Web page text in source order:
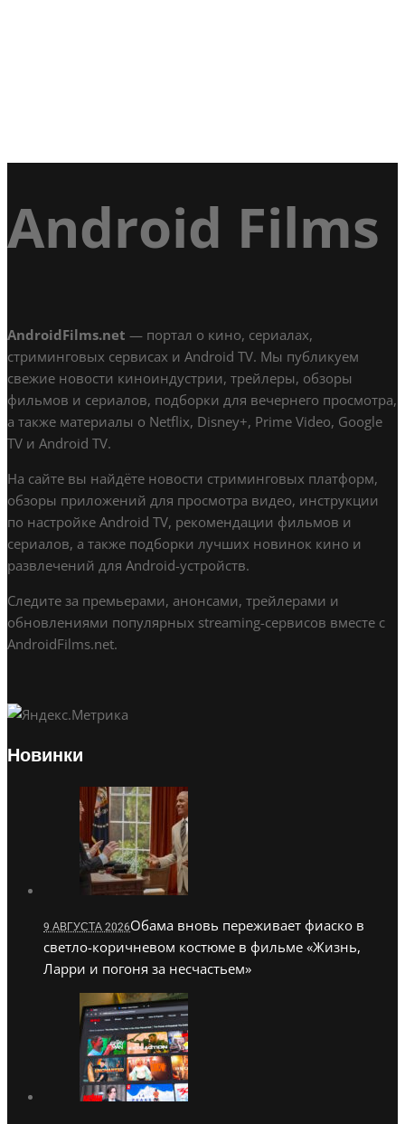
Android Films
AndroidFilms.net — портал о кино, сериалах,
стриминговых сервисах и Android TV. Мы публикуем
свежие новости киноиндустрии, трейлеры, обзоры
фильмов и сериалов, подборки для вечернего просмотра,
а также материалы о Netflix, Disney+, Prime Video, Google
TV и Android TV.
На сайте вы найдёте новости стриминговых платформ,
обзоры приложений для просмотра видео, инструкции
по настройке Android TV, рекомендации фильмов и
сериалов, а также подборки лучших новинок кино и
развлечений для Android-устройств.
Следите за премьерами, анонсами, трейлерами и
обновлениями популярных streaming-сервисов вместе с
AndroidFilms.net.
Новинки
9 АВГУСТА 2026Обама вновь переживает фиаско в
светло-коричневом костюме в фильме «Жизнь,
Ларри и погоня за несчастьем»